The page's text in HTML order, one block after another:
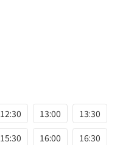
12:30 13:00
13:30
15:30 16:00
16:30